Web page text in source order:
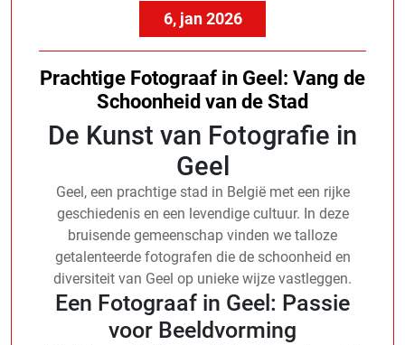
6, jan 2026
Prachtige Fotograaf in Geel: Vang de
Schoonheid van de Stad
De Kunst van Fotografie in
Geel
Geel, een prachtige stad in België met een rijke
geschiedenis en een levendige cultuur. In deze
bruisende gemeenschap vinden we talloze
getalenteerde fotografen die de schoonheid en
diversiteit van Geel op unieke wijze vastleggen.
Een Fotograaf in Geel: Passie
voor Beeldvorming